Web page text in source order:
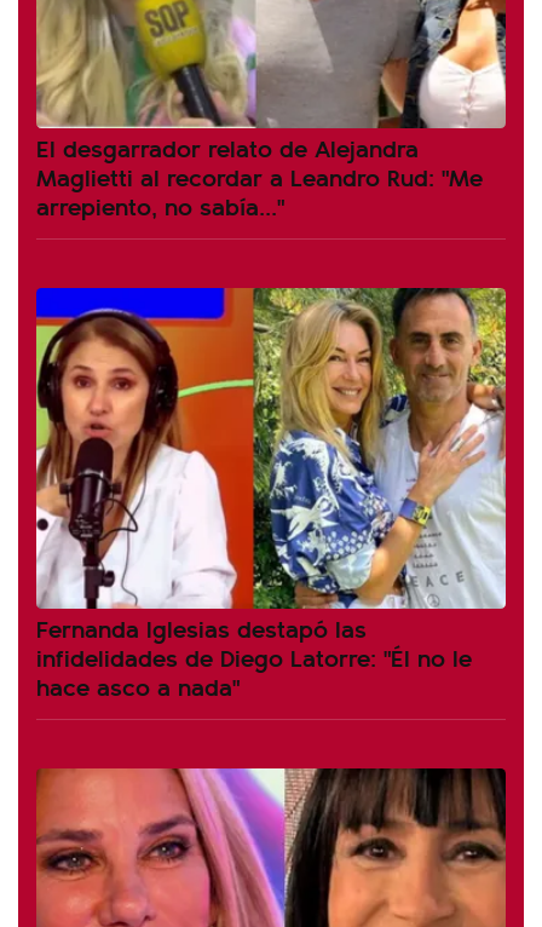
El desgarrador relato de Alejandra
Maglietti al recordar a Leandro Rud: "Me
arrepiento, no sabía..."
Fernanda Iglesias destapó las
infidelidades de Diego Latorre: "Él no le
hace asco a nada"